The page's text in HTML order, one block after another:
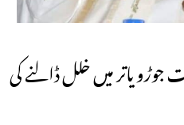
یاتر میں خلل ڈالنے کی